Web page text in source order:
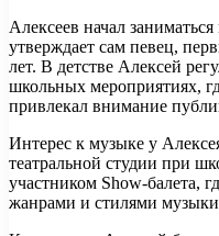
Алексеев начал
утверждает сам певец,
лет. В детстве Алексей
школьных мероприятиях,
привлекал внимание
Интерес к музыке у
театральной студии при
участником Show-балета,
жанрами и стилями